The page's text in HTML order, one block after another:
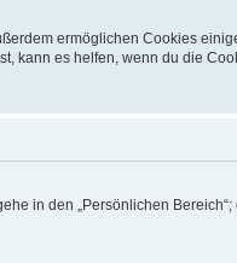
ermöglichen Cookies
kann es helfen, wenn du die
in den „Persönlichen